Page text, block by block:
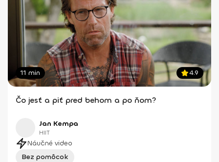
11 min 4.9
Čo jesť a piť pred behom a po ňom?
Jan Kempa
HIIT
Náučné video
Bez pomôcok